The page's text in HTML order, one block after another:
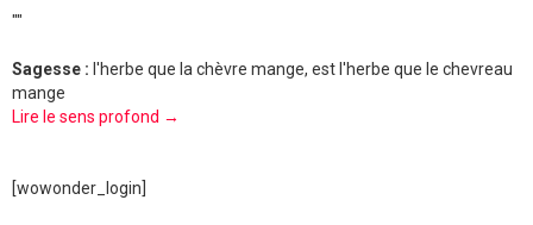
""
Sagesse : l'herbe que la chèvre mange, est l'herbe que le chevreau
mange
Lire le sens profond →
[wowonder_login]